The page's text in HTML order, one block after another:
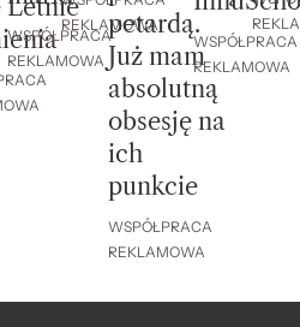
Letnie
WSPÓŁPRACA
REKLAMOWA
REKLAMOWA
petardą.
Już mam
absolutną
obsesję na
ich
punkcie
WSPÓŁPRACA
REKLAMOWA
WSPÓŁPRACA
REKLAMOWA